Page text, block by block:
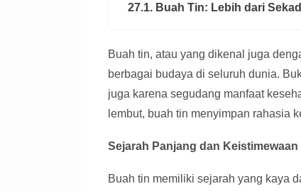
27.1. Buah Tin: Lebih dari
Buah tin, atau yang dikenal juga
berbagai budaya di seluruh dunia.
juga karena segudang manfaat
lembut, buah tin menyimpan rahasia
Sejarah Panjang dan Keistimewaan
Buah tin memiliki sejarah yang kaya